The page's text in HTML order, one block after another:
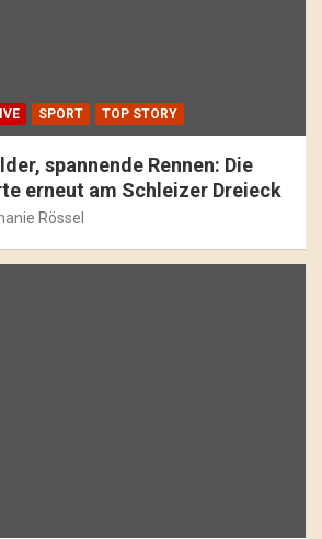
SPORT TOP STORY
spannende Rennen: Die
erneut am Schleizer Dreieck
Rössel